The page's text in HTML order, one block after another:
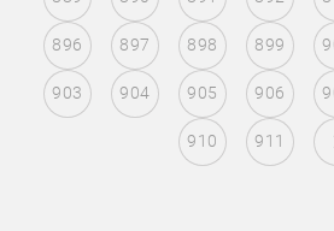
896 897 898 899
903 904 905 906
910 911